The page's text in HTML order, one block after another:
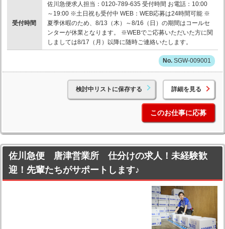
受付時間
佐川急便求人担当：0120-789-635 受付時間 お電話：10:00
～19:00 ※土日祝も受付中 WEB：WEB応募は24時間可能 ※
夏季休暇のため、8/13（木）～8/16（日）の期間はコールセ
ンターが休業となります。 ※WEBでご応募いただいた方に関
しましては8/17（月）以降に随時ご連絡いたします。
SGW-009001
検討中リストに保存する 詳細を見る
このお仕事に応募
佐川急便 唐津営業所 仕分けの求人！未経験歓
迎！先輩たちがサポートします♪